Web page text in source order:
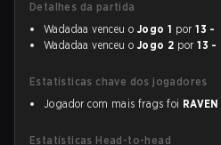
Detalhes da partida
Wadadaa venceu o Jogo 1 por13 -
Wadadaa venceu o Jogo 2 por13
Estatísticas chave dos jogadores
Jogador com mais frags foi RAVEN
Estatísticas Head-to-head